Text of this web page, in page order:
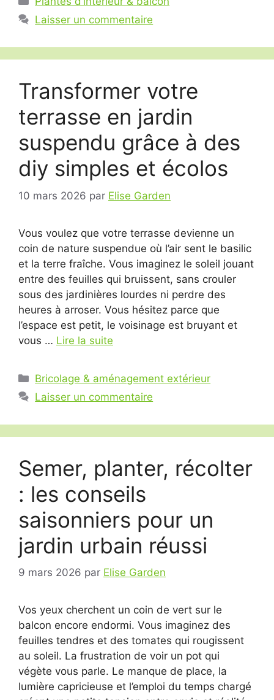
Laisser un commentaire
Transformer votre
terrasse en jardin
suspendu grâce à des
diy simples et écolos
10 mars 2026 par Elise Garden
Vous voulez que votre terrasse devienne un
coin de nature suspendue où l’air sent le basilic
et la terre fraîche. Vous imaginez le soleil jouant
entre des feuilles qui bruissent, sans crouler
sous des jardinières lourdes ni perdre des
heures à arroser. Vous hésitez parce que
l’espace est petit, le voisinage est bruyant et
vous … Lire la suite
Catégories
Bricolage & aménagement extérieur
Laisser un commentaire
Semer, planter, récolter
: les conseils
saisonniers pour un
jardin urbain réussi
9 mars 2026 par Elise Garden
Vos yeux cherchent un coin de vert sur le
balcon encore endormi. Vous imaginez des
feuilles tendres et des tomates qui rougissent
au soleil. La frustration de voir un pot qui
végète vous parle. Le manque de place, la
lumière capricieuse et l’emploi du temps chargé